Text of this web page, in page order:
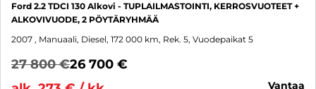
Ford 2.2 TDCI 130 Alkovi - TUPLAILMASTOINTI, KERROSVUOTEET +
ALKOVIVUODE, 2 PÖYTÄRYHMÄÄ
2007 , Manuaali, Diesel, 172 000 km, Rek. 5, Vuodepaikat 5
27 800 €26 700 €
vantaa